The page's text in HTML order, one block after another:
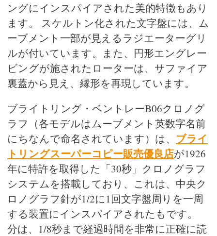
ングにインスパイアされた美的特徴もあり
ます。 スケルトン化された文字盤には、ム
ーブメント一部が見えるラジエーターグリ
ルが付いています。また、円形エングレー
ビングが施されたローターは、サファイア
裏蓋から見え、縁形を再現しています。
ブライトリング・ベントレーB06クロノグ
ラフ（各モデルはムーブメント英数字名前
にちなんで命名されています）は、 ブライ
トリングスーパーコピー販売優良店が1926
年に特許を取得した「30秒」クロノグラフ
システムを搭載しており、これは、中央ク
ロノグラフ針が1/2に1回文字盤周りを一周
する装置にインスパイアされたもです。
分は、1/8秒まで経過時間を非常に正確に読